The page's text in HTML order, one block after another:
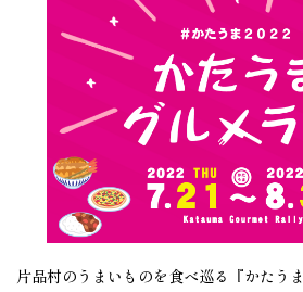
片品村のうまいものを食べ巡る『かたう